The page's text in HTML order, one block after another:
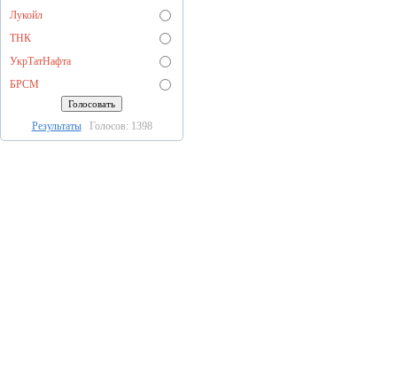
Лукойл
ТНК
УкрТатНафта
БРСМ
РезультатыГолосов: 1398